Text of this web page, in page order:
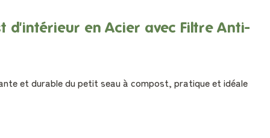
d'intérieur en Acier avec Filtre Anti-
et durable du petit seau à compost, pratique et idéale